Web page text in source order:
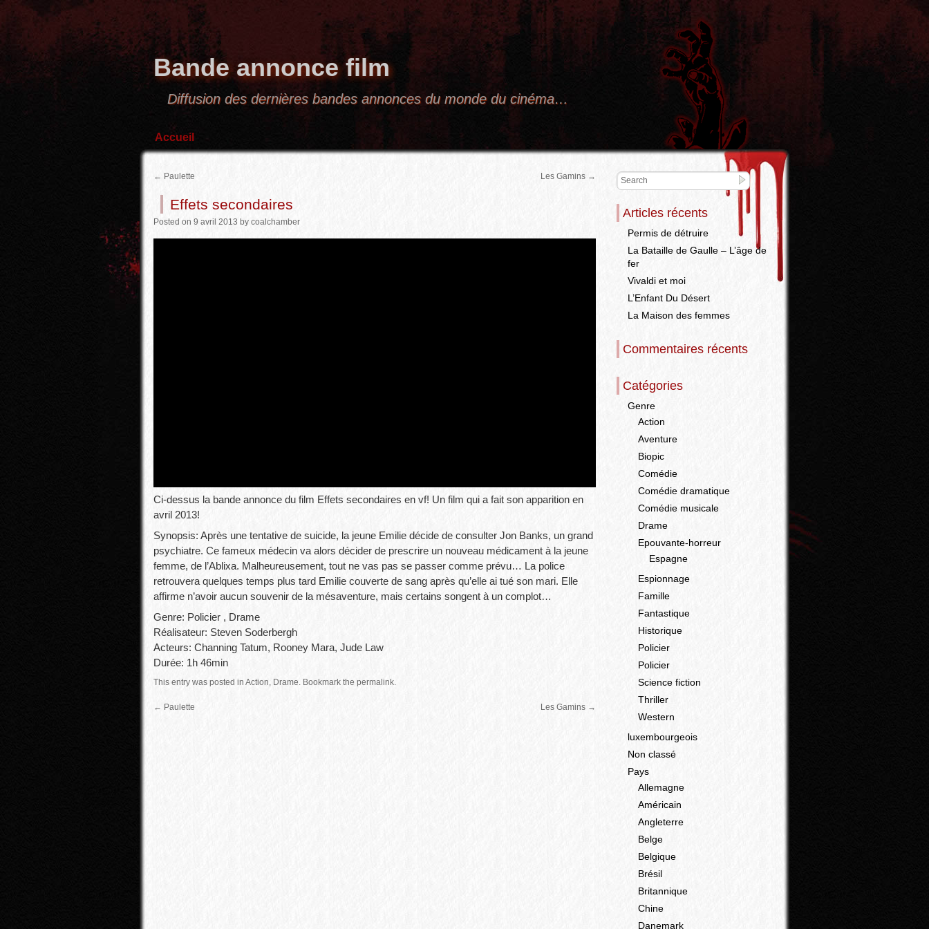
Bande annonce film
Diffusion des dernières bandes annonces du monde du cinéma…
Accueil
← Paulette Les Gamins →
Effets secondaires
Posted on 9 avril 2013 by coalchamber
Ci-dessus la bande annonce du film Effets secondaires en vf! Un film qui a fait son apparition en
avril 2013!
Synopsis: Après une tentative de suicide, la jeune Emilie décide de consulter Jon Banks, un grand
psychiatre. Ce fameux médecin va alors décider de prescrire un nouveau médicament à la jeune
femme, de l’Ablixa. Malheureusement, tout ne vas pas se passer comme prévu… La police
retrouvera quelques temps plus tard Emilie couverte de sang après qu’elle ai tué son mari. Elle
affirme n’avoir aucun souvenir de la mésaventure, mais certains songent à un complot…
Genre: Policier , Drame
Réalisateur: Steven Soderbergh
Acteurs: Channing Tatum, Rooney Mara, Jude Law
Durée: 1h 46min
This entry was posted in Action, Drame. Bookmark the permalink.
← Paulette Les Gamins →
Articles récents
Permis de détruire
La Bataille de Gaulle – L’âge de
fer
Vivaldi et moi
L’Enfant Du Désert
La Maison des femmes
Commentaires récents
Catégories
Genre
Action
Aventure
Biopic
Comédie
Comédie dramatique
Comédie musicale
Drame
Epouvante-horreur
Espagne
Espionnage
Famille
Fantastique
Historique
Policier
Policier
Science fiction
Thriller
Western
luxembourgeois
Non classé
Pays
Allemagne
Américain
Angleterre
Belge
Belgique
Brésil
Britannique
Chine
Danemark